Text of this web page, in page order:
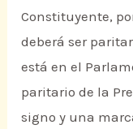
Constituyente,
deberá ser
está en el
paritario de la
signo y una